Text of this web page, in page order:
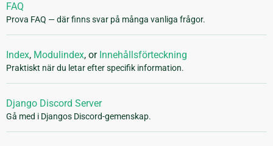
FAQ
Prova FAQ — där finns svar på många vanliga frågor.
Index, Modulindex, or Innehållsförteckning
Praktiskt när du letar efter specifik information.
Django Discord Server
Gå med i Djangos Discord-gemenskap.